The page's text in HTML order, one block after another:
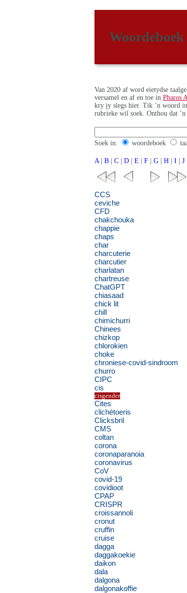
Van 2020 af word eietydse
versamel en af en toe in Pharos
kry jy slegs hier. Tik ’n woord
rubrieke wil soek. Onthou dat
Soek in: woordeboek
A | B | C | D | E | F | G | H | I | J
CCS
ceviche
CFD
chakchouka
chappie
chaps
char
charcuterie
charcutier
charlatan
chartreuse
ChatGPT
chiasaad
chick lit
chill
chimichurri
Chinees
chizkop
chlorokien
choke
chroniese-covid-sindroom
churro
CIPC
cis
cisgender
Cites
clichétoeris
Clicksbril
CMS
coltan
corona
coronaparanoia
coronavirus
CoV
covid-19
covidioot
CPAP
CRISPR
croissannoli
cronut
cruffin
cruise
dagga
daggakoekie
daikon
dala
dalgona
dalgonakoffie